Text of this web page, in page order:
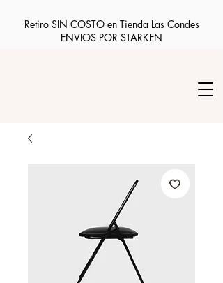
Retiro SIN COSTO en Tienda Las Condes
ENVIOS POR STARKEN